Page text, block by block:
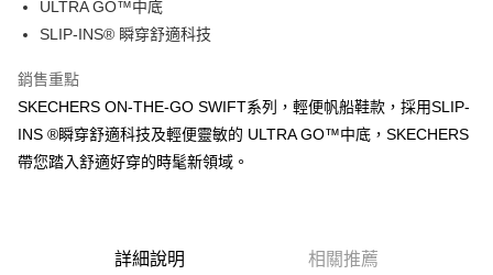
每筆NT$60，滿NT$1,000(含以上)免運費
每筆NT$60，滿NT$1,000(含以上)免運費
每筆NT$80，滿NT$1,000(含以上)免運費
ULTRA GO™中底
SLIP-INS® 瞬穿舒適科技
銷售重點
SKECHERS ON-THE-GO SWIFT系列，輕便帆船鞋款，採用SLIP-
INS ®瞬穿舒適科技及輕便靈敏的 ULTRA GO™中底，SKECHERS
帶您踏入舒適好穿的時髦新領域。
詳細說明 相關推薦